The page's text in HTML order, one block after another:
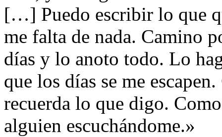
[…] Puedo escribir lo que
me falta de nada. Camino
días y lo anoto todo. Lo
que los días se me
recuerda lo que digo.
alguien escuchándome.»